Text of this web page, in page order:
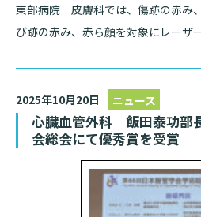
東部病院 皮膚科では、傷跡の赤み
び跡の赤み、赤ら顔を対象にレーザ
2025年10月20日 ニュース
心臓血管外科 飯田泰功部
会総会にて優秀賞を受賞